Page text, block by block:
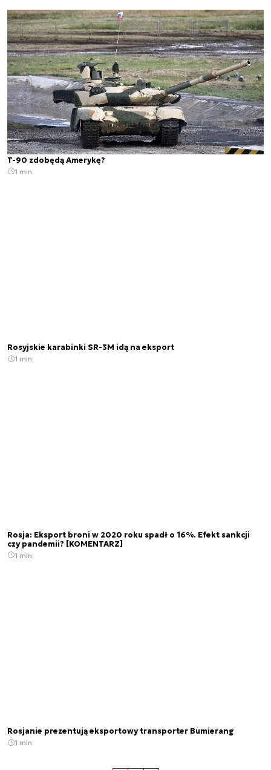
T-90 zdobędą Amerykę?
1 min.
Rosyjskie karabinki SR-3M idą na eksport
1 min.
Rosja: Eksport broni w 2020 roku spadł o 16%. Efekt sankcji
czy pandemii? [KOMENTARZ]
1 min.
Rosjanie prezentują eksportowy transporter Bumierang
1 min.